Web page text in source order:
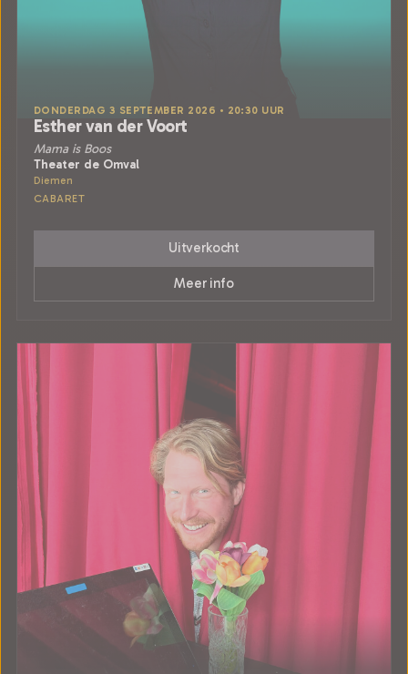
DONDERDAG 3 SEPTEMBER 2026 • 20:30 UUR
Esther van der Voort
Mama is Boos
Theater de Omval
Diemen
CABARET
Uitverkocht
Meer info